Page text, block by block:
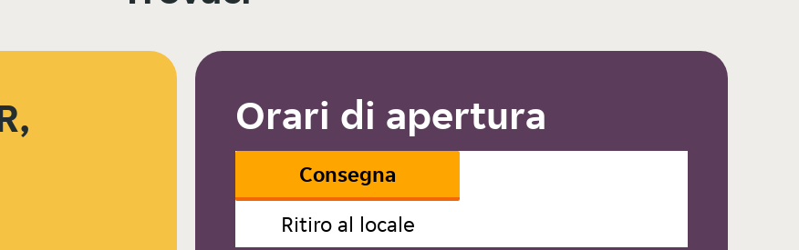
Orari di apertura
Consegna
Ritiro al locale